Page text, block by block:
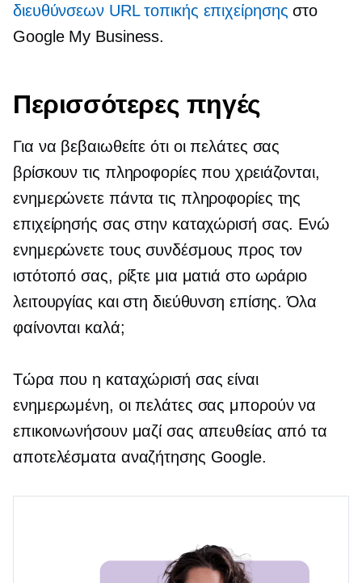
διευθύνσεων URL τοπικής επιχείρησης στο
Google My Business.
Περισσότερες πηγές
Για να βεβαιωθείτε ότι οι πελάτες σας
βρίσκουν τις πληροφορίες που χρειάζονται,
ενημερώνετε πάντα τις πληροφορίες της
επιχείρησής σας στην καταχώρισή σας. Ενώ
ενημερώνετε τους συνδέσμους προς τον
ιστότοπό σας, ρίξτε μια ματιά στο ωράριο
λειτουργίας και στη διεύθυνση επίσης. Όλα
φαίνονται καλά;
Τώρα που η καταχώρισή σας είναι
ενημερωμένη, οι πελάτες σας μπορούν να
επικοινωνήσουν μαζί σας απευθείας από τα
αποτελέσματα αναζήτησης Google.